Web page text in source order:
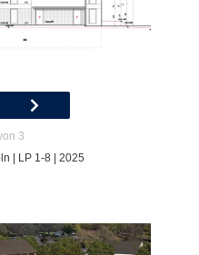
3
| LP 1-8 | 2025